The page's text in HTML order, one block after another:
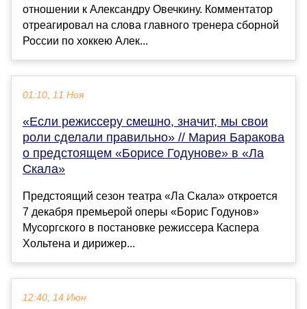
отношении к Александру Овечкину. Комментатор
отреагировал на слова главного тренера сборной
России по хоккею Алек...
01:10, 11 Ноя
«Если режиссеру смешно, значит, мы свои
роли сделали правильно» // Мария Баракова
о предстоящем «Борисе Годунове» в «Ла
Скала»
Предстоящий сезон театра «Ла Скала» откроется
7 декабря премьерой оперы «Борис Годунов»
Мусоргского в постановке режиссера Каспера
Хольтена и дирижер...
12:40, 14 Июн